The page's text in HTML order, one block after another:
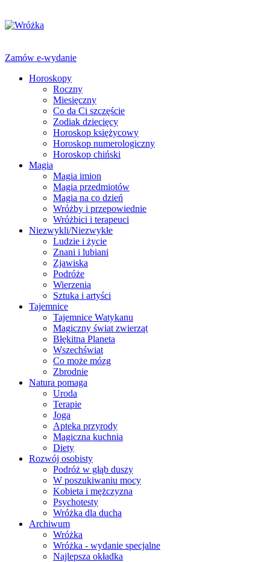
Zamów e-wydanie
Horoskopy
Roczny
Miesięczny
Co da Ci szczęście
Zodiak dziecięcy
Horoskop księżycowy
Horoskop numerologiczny
Horoskop chiński
Magia
Magia imion
Magia przedmiotów
Magia na co dzień
Wróżby i przepowiednie
Wróżbici i terapeuci
Niezwykli/Niezwykłe
Ludzie i życie
Znani i lubiani
Zjawiska
Podróże
Wierzenia
Sztuka i artyści
Tajemnice
Tajemnice Watykanu
Magiczny świat zwierząt
Błękitna Planeta
Wszechświat
Co może mózg
Zbrodnie
Natura pomaga
Uroda
Terapie
Joga
Apteka przyrody
Magiczna kuchnia
Diety
Rozwój osobisty
Podróż w głąb duszy
W poszukiwaniu mocy
Kobieta i mężczyzna
Psychotesty
Wróżka dla ducha
Archiwum
Wróżka
Wróżka - wydanie specjalne
Najlepsza okładka